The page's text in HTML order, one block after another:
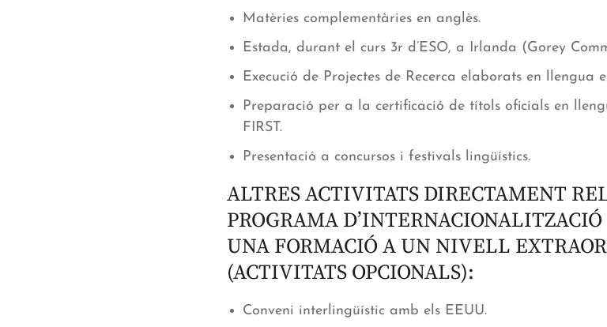
Matèries complementàries en anglès.
Estada, durant el curs 3r d’ESO, a Irlanda (Gorey
Execució de Projectes de Recerca elaborats en llengua
Preparació per a la certificació de títols oficials en
FIRST.
Presentació a concursos i festivals lingüístics.
ALTRES ACTIVITATS DIRECTAMENT
PROGRAMA
UNA FORMACIÓ A UN NIVELL
(ACTIVITATS OPCIONALS):
Conveni interlingüístic amb els EEUU.